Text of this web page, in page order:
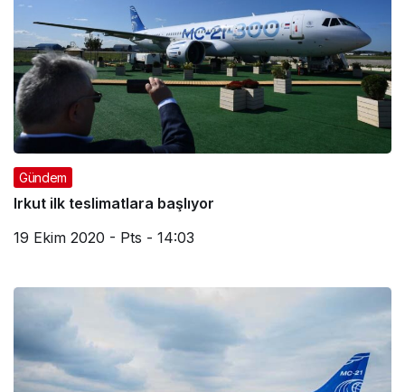
Gündem
Irkut ilk teslimatlara başlıyor
19 Ekim 2020 - Pts - 14:03